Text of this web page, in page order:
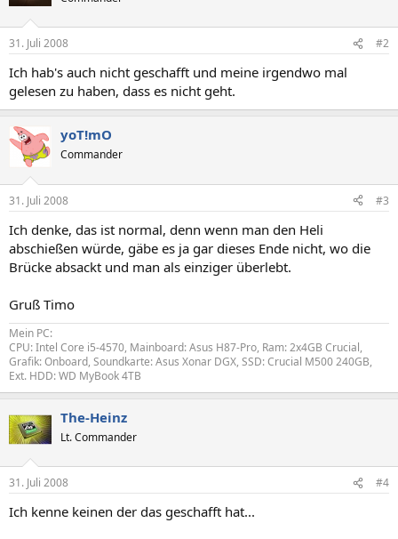
31. Juli 2008 #2
Ich hab's auch nicht geschafft und meine irgendwo mal
gelesen zu haben, dass es nicht geht.
yoT!mO
Commander
31. Juli 2008 #3
Ich denke, das ist normal, denn wenn man den Heli
abschießen würde, gäbe es ja gar dieses Ende nicht, wo die
Brücke absackt und man als einziger überlebt.
Gruß Timo
Mein PC:
CPU: Intel Core i5-4570, Mainboard: Asus H87-Pro, Ram: 2x4GB Crucial,
Grafik: Onboard, Soundkarte: Asus Xonar DGX, SSD: Crucial M500 240GB,
Ext. HDD: WD MyBook 4TB
The-Heinz
Lt. Commander
31. Juli 2008 #4
Ich kenne keinen der das geschafft hat...